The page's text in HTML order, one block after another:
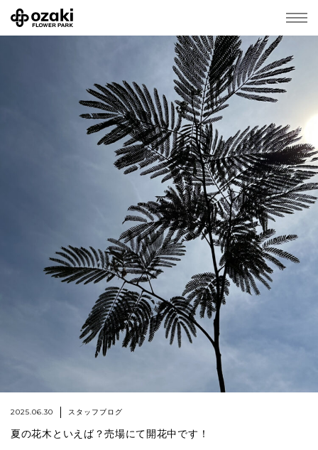
2025.06.30 スタッフブログ
夏の花木といえば？売場にて開花中です！